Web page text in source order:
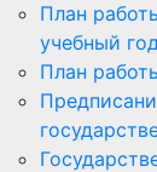
План
учебный
План